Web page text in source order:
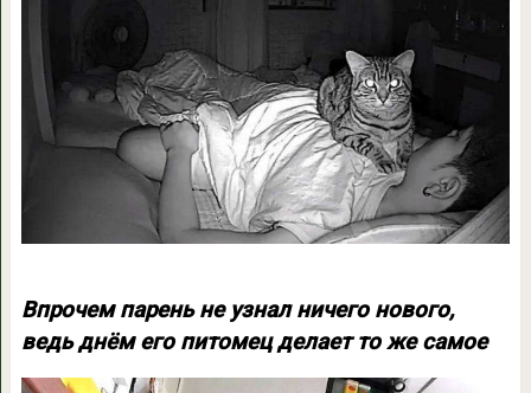
Впрочем парень не узнал ничего нового,
ведь днём его питомец делает то же самое